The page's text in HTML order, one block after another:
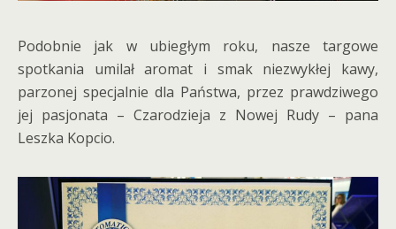
Podobnie jak w ubiegłym roku, nasze targowe
spotkania umilał aromat i smak niezwykłej kawy,
parzonej specjalnie dla Państwa, przez prawdziwego
jej pasjonata – Czarodzieja z Nowej Rudy – pana
Leszka Kopcio.